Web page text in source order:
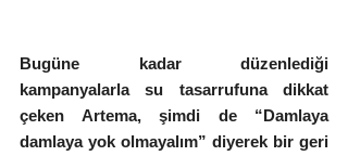
Bugüne kadar düzenlediği
kampanyalarla su tasarrufuna dikkat
çeken Artema, şimdi de “Damlaya
damlaya yok olmayalım” diyerek bir geri